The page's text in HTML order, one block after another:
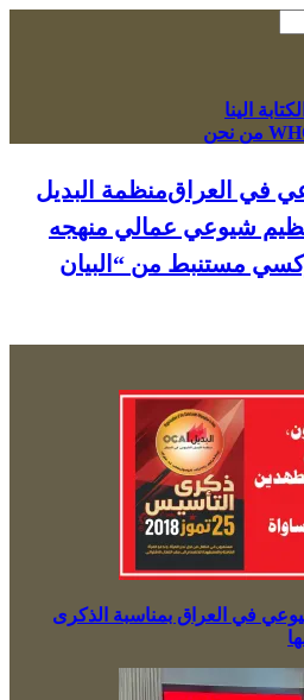
الينا
منظمة البديل
شيوعي عمالي منهجه
مستنبط من “البيان
في العراق بمناسبة الذكرى